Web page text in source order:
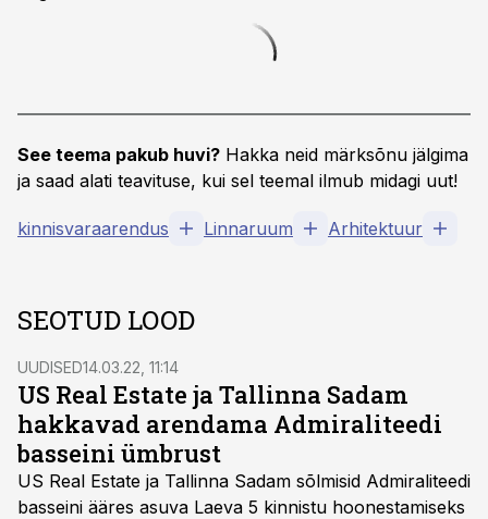
See teema pakub huvi? Hakka neid märksõnu jälgima
ja saad alati teavituse, kui sel teemal ilmub midagi uut!
kinnisvaraarendus Linnaruum Arhitektuur
SEOTUD LOOD
UUDISED14.03.22, 11:14
US Real Estate ja Tallinna Sadam
hakkavad arendama Admiraliteedi
basseini ümbrust
US Real Estate ja Tallinna Sadam sõlmisid Admiraliteedi
basseini ääres asuva Laeva 5 kinnistu hoonestamiseks